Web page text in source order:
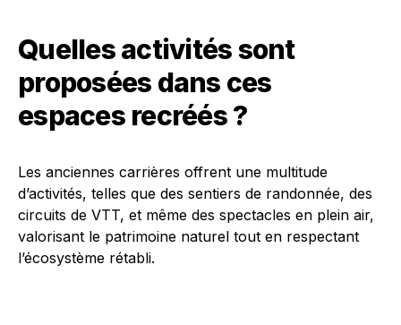
Quelles activités sont
proposées dans ces
espaces recréés ?
Les anciennes carrières offrent une multitude
d’activités, telles que des sentiers de randonnée, des
circuits de VTT, et même des spectacles en plein air,
valorisant le patrimoine naturel tout en respectant
l’écosystème rétabli.